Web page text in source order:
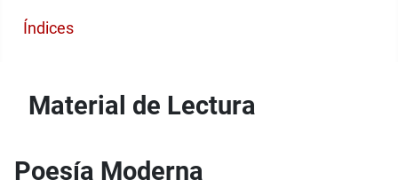
Índices
Material de Lectura
Poesía Moderna